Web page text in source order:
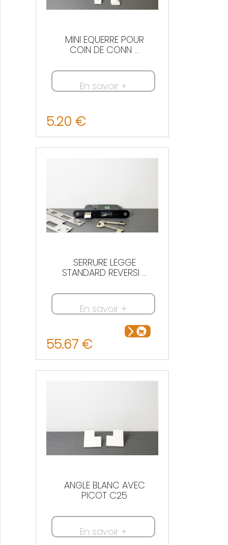
MINI EQUERRE POUR
COIN DE CONN ...
En savoir +
5.20 €
Nous contacter
SERRURE LEGGE
STANDARD REVERSI ...
En savoir +
55.67 €
ANGLE BLANC AVEC
PICOT C25
En savoir +